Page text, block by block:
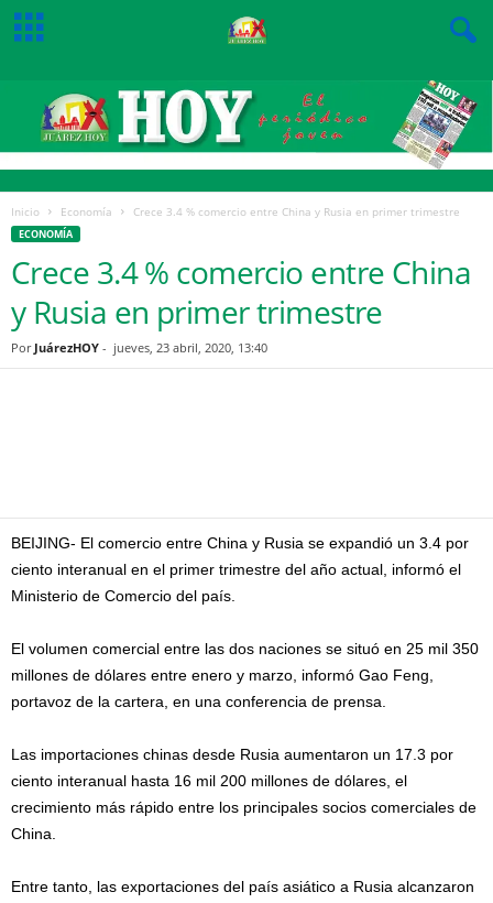
Inicio Economía Crece 3.4 % comercio entre China y Rusia en primer trimestre
ECONOMÍA
Crece 3.4 % comercio entre China
y Rusia en primer trimestre
Por JuárezHOY - jueves, 23 abril, 2020, 13:40
BEIJING- El comercio entre China y Rusia se expandió un 3.4 por
ciento interanual en el primer trimestre del año actual, informó el
Ministerio de Comercio del país.
El volumen comercial entre las dos naciones se situó en 25 mil 350
millones de dólares entre enero y marzo, informó Gao Feng,
portavoz de la cartera, en una conferencia de prensa.
Las importaciones chinas desde Rusia aumentaron un 17.3 por
ciento interanual hasta 16 mil 200 millones de dólares, el
crecimiento más rápido entre los principales socios comerciales de
China.
Entre tanto, las exportaciones del país asiático a Rusia alcanzaron